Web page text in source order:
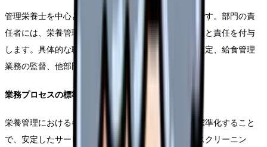
管理栄養士を中心とした栄養管理部門の設置が必要です。部門の責
任者には、栄養管理全般の統括役として、十分な権限と責任を付与
します。具体的な職務内容として、栄養ケア計画の策定、給食管理
業務の監督、他部門との連携推進などが含まれます。
業務プロセスの標準化
栄養管理における各業務プロセスを明確に定義し、標準化すること
で、安定したサービス提供が可能となります。栄養スクリーニン